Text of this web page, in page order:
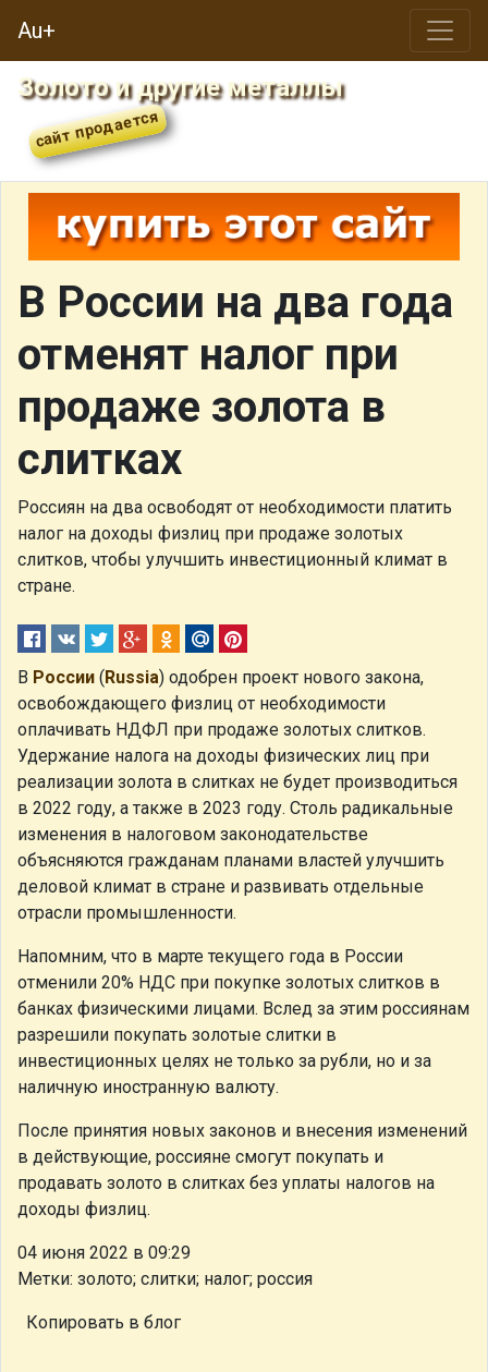
Au+
Золото и другие металлы
В России на два года
отменят налог при
продаже золота в
слитках
Россиян на два освободят от необходимости платить
налог на доходы физлиц при продаже золотых
слитков, чтобы улучшить инвестиционный климат в
стране.
В России ( Russia) одобрен проект нового закона,
освобождающего физлиц от необходимости
оплачивать НДФЛ при продаже золотых слитков.
Удержание налога на доходы физических лиц при
реализации золота в слитках не будет производиться
в 2022 году, а также в 2023 году. Столь радикальные
изменения в налоговом законодательстве
объясняются гражданам планами властей улучшить
деловой климат в стране и развивать отдельные
отрасли промышленности.
Напомним, что в марте текущего года в России
отменили 20% НДС при покупке золотых слитков в
банках физическими лицами. Вслед за этим россиянам
разрешили покупать золотые слитки в
инвестиционных целях не только за рубли, но и за
наличную иностранную валюту.
После принятия новых законов и внесения изменений
в действующие, россияне смогут покупать и
продавать золото в слитках без уплаты налогов на
доходы физлиц.
04 июня 2022 в 09:29
Метки: золото; слитки; налог; россия
Копировать в блог